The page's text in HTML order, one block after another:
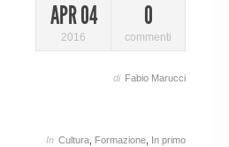
APR 04
2016
0
commenti
di Fabio Marucci
In Cultura Formazione In primo